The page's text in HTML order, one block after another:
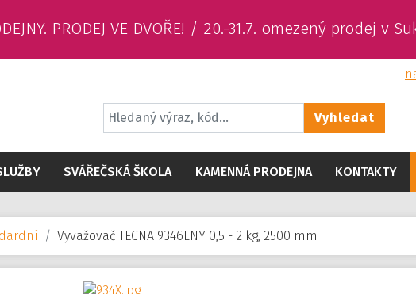
PRODEJ VE DVOŘE! / 20.-31.7. omezený prodej v
Vyhledat
SVÁŘEČSKÁ ŠKOLA KAMENNÁ PRODEJNA KONTAKTY
Vyvažovač TECNA 9346LNY 0,5 - 2 kg, 2500 mm